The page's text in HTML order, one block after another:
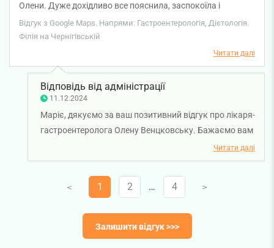
Олени. Дуже дохідливо все пояснила, заспокоїла і
призначила лікування. Дякую!
Відгук з Google Maps. Напрями: Гастроентерологія, Дієтологія.
Філія на Чернігівській
Читати далі
Відповідь від адміністрації
11.12.2024
Маріє, дякуємо за ваш позитивний відгук про лікаря-
гастроентеролога Олену Венцковську. Бажаємо вам
Читати далі
V 1 2 … 4 V
Залишити відгук >>>